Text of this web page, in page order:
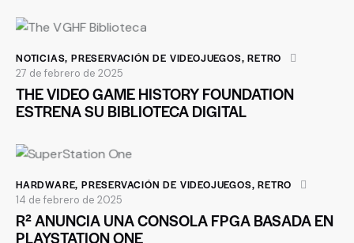
NOTICIAS,PRESERVACIÓN DE VIDEOJUEGOS,RETRO
27 de febrero de 2025
THE VIDEO GAME HISTORY FOUNDATION
ESTRENA SU BIBLIOTECA DIGITAL
HARDWARE,PRESERVACIÓN DE VIDEOJUEGOS,RETRO
14 de febrero de 2025
R² ANUNCIA UNA CONSOLA FPGA BASADA EN
PLAYSTATION ONE